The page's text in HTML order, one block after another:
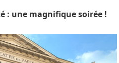
: une magnifique soirée !